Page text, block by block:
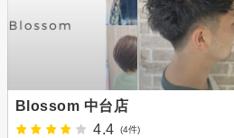
Blossom 中台店
4.4
(4件)